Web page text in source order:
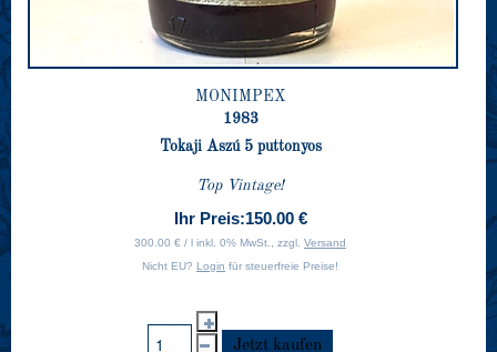
MONIMPEX
1983
Tokaji Aszú 5 puttonyos
Top Vintage!
Ihr Preis:150.00 €
300.00 € / l inkl. 0% MwSt., zzgl. Versand
Nicht EU? Login für steuerfreie Preise!